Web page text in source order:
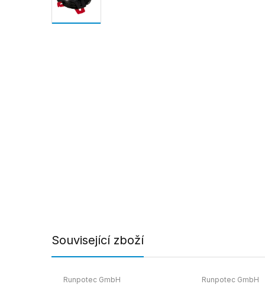
Související zboží
Runpotec GmbH Runpotec GmbH